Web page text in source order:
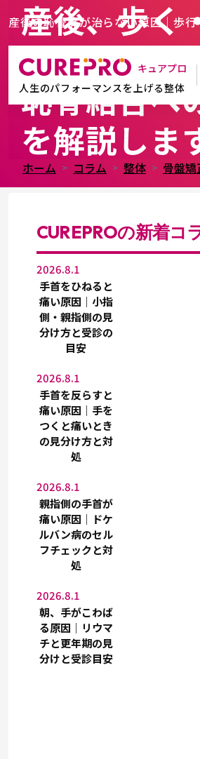
キュアプロ
人生のパフォーマンスを上げる整体
産後、歩く
さい。
恥骨結合へ
を解説しま
ホーム コラム 整体 骨盤矯
産後の恥骨痛が治らない原因｜歩
CUREPROの新着コ
2026.8.1
手首をひねると
痛い原因｜小指
側・親指側の見
分け方と受診の
目安
2026.8.1
手首を反らすと
痛い原因｜手を
つくと痛いとき
の見分け方と対
処
2026.8.1
親指側の手首が
痛い原因｜ドケ
ルバン病のセル
フチェックと対
処
2026.8.1
朝、手がこわば
る原因｜リウマ
チと更年期の見
分けと受診目安